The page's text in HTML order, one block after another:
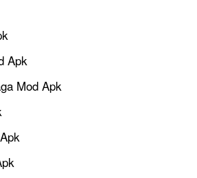
Apk
Mod Apk